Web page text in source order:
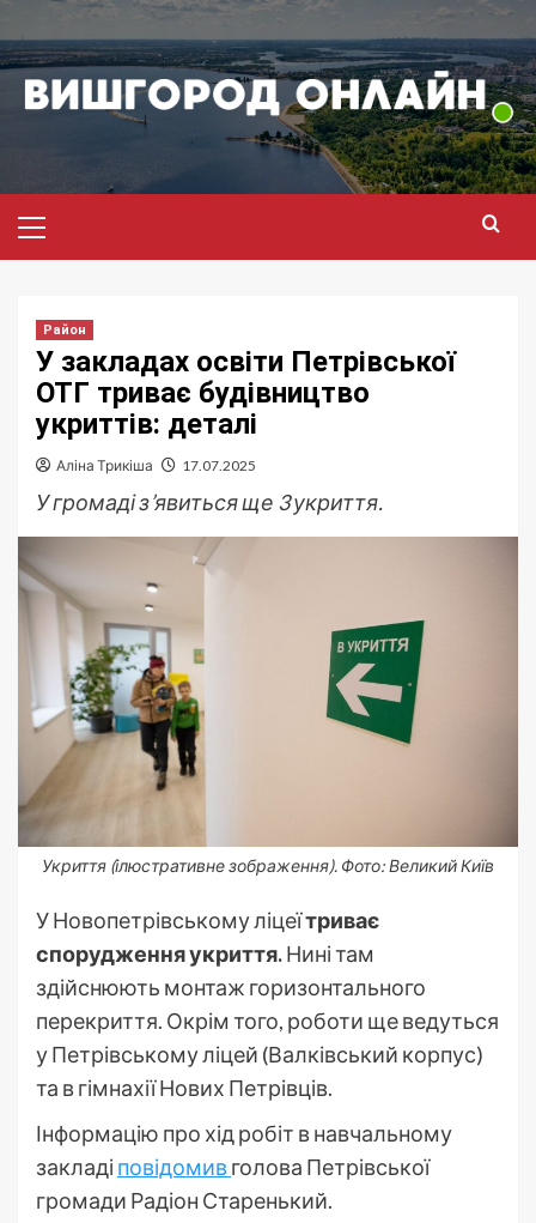
до
вмісту
меню
Район
У закладах освіти Петрівської
ОТГ триває будівництво
укриттів: деталі
Аліна Трикіша 17.07.2025
У громаді з’явиться ще 3 укриття.
Укриття (ілюстративне зображення). Фото: Великий Київ
У Новопетрівському ліцеїтриває
спорудження укриття.Нині там
здійснюють монтаж горизонтального
перекриття. Окрім того, роботи ще ведуться
у Петрівському ліцей (Валківський корпус)
та в гімнахії Нових Петрівців.
Інформацію про хід робіт в навчальному
закладі повідомивголова Петрівської
громади Радіон Старенький.